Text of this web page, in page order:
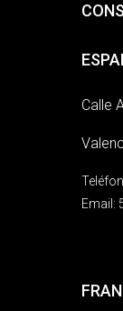
Calle
Email: